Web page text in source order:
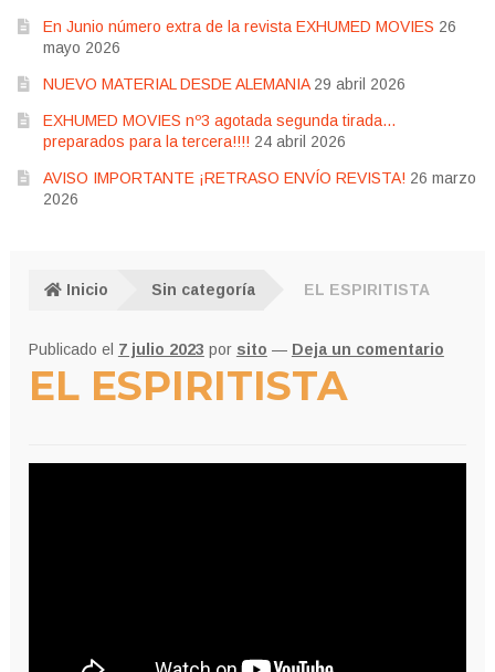
En Junio número extra de la revista EXHUMED MOVIES 26
mayo 2026
NUEVO MATERIAL DESDE ALEMANIA 29 abril 2026
EXHUMED MOVIES nº3 agotada segunda tirada…
preparados para la tercera!!!! 24 abril 2026
AVISO IMPORTANTE ¡RETRASO ENVÍO REVISTA! 26 marzo
2026
Inicio Sin categoría EL ESPIRITISTA
Publicado el 7 julio 2023 por sito — Deja un comentario
EL ESPIRITISTA